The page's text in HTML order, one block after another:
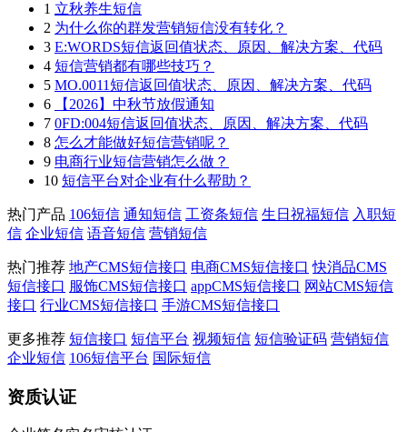
1 立秋养生短信
2 为什么你的群发营销短信没有转化？
3 E:WORDS短信返回值状态、原因、解决方案、代码
4 短信营销都有哪些技巧？
5 MO.0011短信返回值状态、原因、解决方案、代码
6
【2026】中秋节放假通知
7 0FD:004短信返回值状态、原因、解决方案、代码
8 怎么才能做好短信营销呢？
9 电商行业短信营销怎么做？
10 短信平台对企业有什么帮助？
热门产品 106短信 通知短信 工资条短信 生日祝福短信 入职短
信 企业短信 语音短信 营销短信
热门推荐 地产CMS短信接口 电商CMS短信接口 快消品CMS
短信接口 服饰CMS短信接口 appCMS短信接口 网站CMS短信
接口 行业CMS短信接口 手游CMS短信接口
更多推荐 短信接口 短信平台 视频短信 短信验证码 营销短信
企业短信 106短信平台 国际短信
资质认证